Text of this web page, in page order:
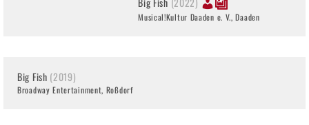
Musical!Kultur Daaden e. V., Daaden
Big Fish (2019)
Broadway Entertainment, Roßdorf